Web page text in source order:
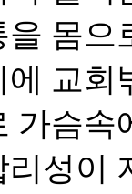
몸으
교
가슴
성이